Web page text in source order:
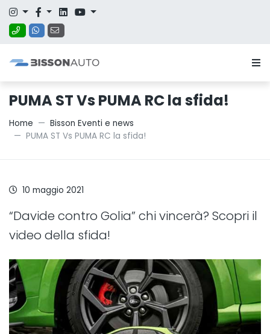
PUMA ST Vs PUMA RC la sfida!
Home
Bisson Eventi e news
PUMA ST Vs PUMA RC la sfida!
10 maggio 2021
“Davide contro Golia” chi vincerà? Scopri il
video della sfida!